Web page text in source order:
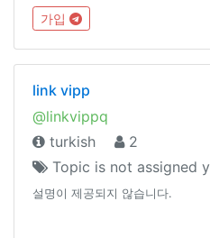
가입
link vipp
@linkvippq
turkish
2
Topic is not assigned
설명이 제공되지 않습니다.